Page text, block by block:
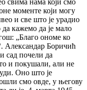
моменте који могу
и све што је урадио
кажемо да је мало
„Благо ономе ко
Александар Боричић
сад почели да
и покушали, али не
Оно што је
смо овде, у његову